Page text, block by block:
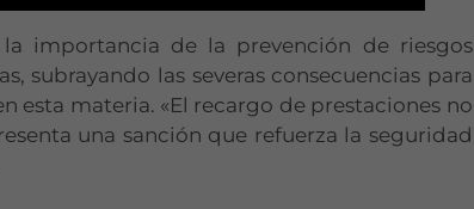
importancia de la prevención de riesgos
subrayando las severas consecuencias para
esta materia. «El recargo de prestaciones no
una sanción que refuerza la seguridad